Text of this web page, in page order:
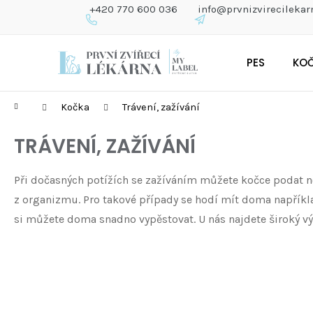
+420 770 600 036
PES
Domů Kočka Trávení, zažívání
TRÁVENÍ, ZAŽÍVÁNÍ
Při dočasných potížích se zažíváním můžete kočce podat
z organizmu. Pro takové případy se hodí mít doma
si můžete doma snadno vypěstovat. U nás najdete široký
obchodu
obchodu